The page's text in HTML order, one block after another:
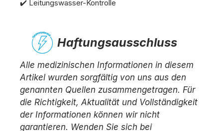
✔️ Leitungswasser-Kontrolle
Haftungsausschluss
Alle medizinischen Informationen in diesem
Artikel wurden sorgfältig von uns aus den
genannten Quellen zusammengetragen. Für
die Richtigkeit, Aktualität und Vollständigkeit
der Informationen können wir nicht
garantieren. Wenden Sie sich bei